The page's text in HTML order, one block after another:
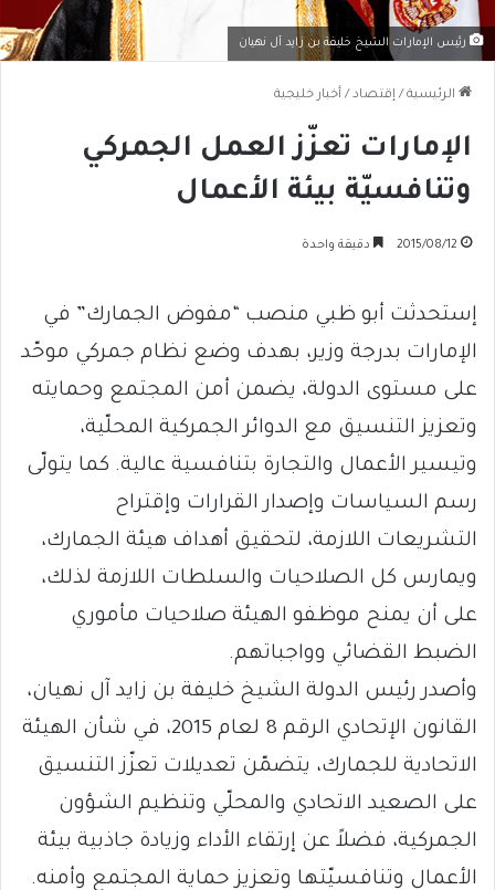
رئيس الإمارات الشيخ خليفة بن زايد آل نهيان
الرئيسية / إقتصاد / أخبار خليجية
الإمارات تعزّز العمل الجمركي
وتنافسيّة بيئة الأعمال
2015/08/12 دقيقة واحدة
إستحدثت أبو ظبي منصب “مفوض الجمارك” في
الإمارات بدرجة وزير، بهدف وضع نظام جمركي موحّد
على مستوى الدولة، يضمن أمن المجتمع وحمايته
وتعزيز التنسيق مع الدوائر الجمركية المحلّية،
وتيسير الأعمال والتجارة بتنافسية عالية. كما يتولّى
رسم السياسات وإصدار القرارات وإقتراح
التشريعات اللازمة، لتحقيق أهداف هيئة الجمارك،
ويمارس كل الصلاحيات والسلطات اللازمة لذلك،
على أن يمنح موظفو الهيئة صلاحيات مأموري
الضبط القضائي وواجباتهم.
وأصدر رئيس الدولة الشيخ خليفة بن زايد آل نهيان،
القانون الإتحادي الرقم 8 لعام 2015، في شأن الهيئة
الاتحادية للجمارك، يتضمّن تعديلات تعزّز التنسيق
على الصعيد الاتحادي والمحلّي وتنظيم الشؤون
الجمركية، فضلاً عن إرتقاء الأداء وزيادة جاذبية بيئة
الأعمال وتنافسيّتها وتعزيز حماية المجتمع وأمنه.